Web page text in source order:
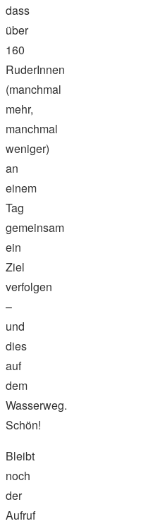
dass
über
160
RuderInnen
(manchmal
mehr,
manchmal
weniger)
an
einem
Tag
gemeinsam
ein
Ziel
verfolgen
–
und
dies
auf
dem
Wasserweg.
Schön!
Bleibt
noch
der
Aufruf